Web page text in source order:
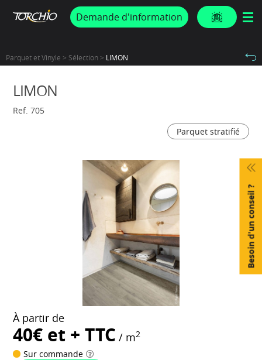
PROMOS & ACTUSDemande d'information
Parquet et Vinyle > Sélection > LIMON
Besoin d'un conseil ?
LIMON
Ref. 705
Parquet stratifié
À partir de
40€ et + TTC / m2
Sur commande